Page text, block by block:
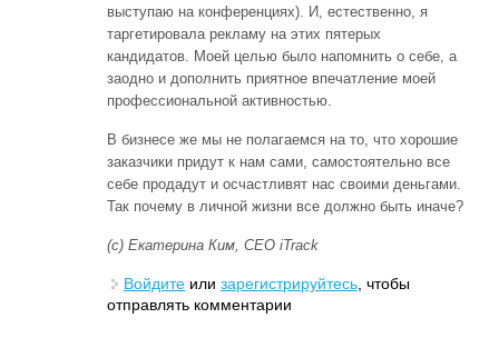
выступаю на конференциях). И, естественно, я
таргетировала рекламу на этих пятерых
кандидатов. Моей целью было напомнить о себе, а
заодно и дополнить приятное впечатление моей
профессиональной активностью.
В бизнесе же мы не полагаемся на то, что хорошие
заказчики придут к нам сами, самостоятельно все
себе продадут и осчастливят нас своими деньгами.
Так почему в личной жизни все должно быть иначе?
(с) Екатерина Ким, CEO iTrack
Войдите или зарегистрируйтесь , чтобы
отправлять комментарии